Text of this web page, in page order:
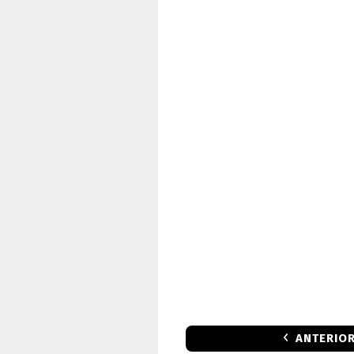
ANTERIOR